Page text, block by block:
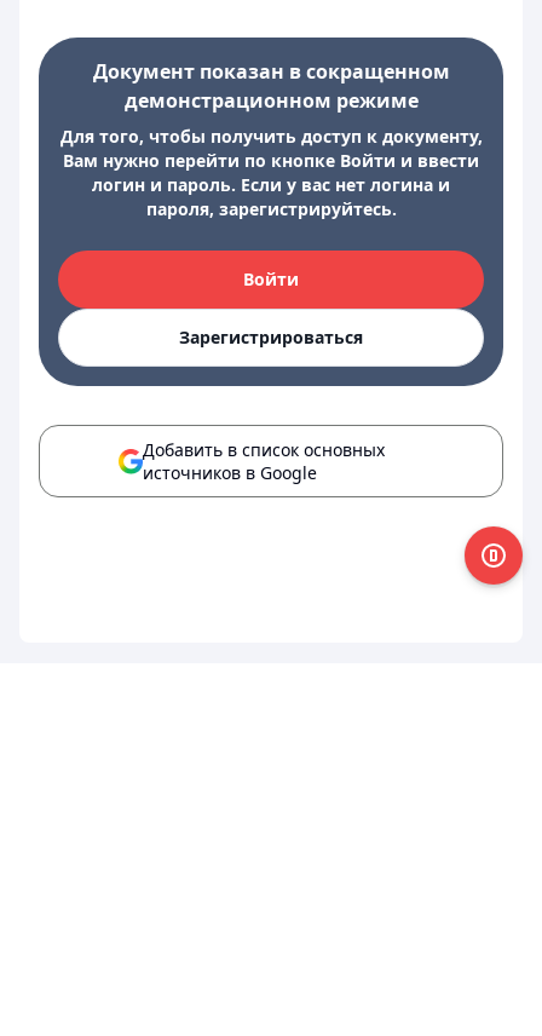
Документ показан в сокращенном
демонстрационном режиме
Для того, чтобы получить доступ к документу,
Вам нужно перейти по кнопке Войти и ввести
логин и пароль. Если у вас нет логина и
пароля, зарегистрируйтесь.
Войти
Зарегистрироваться
Добавить в список основных
источников в Google